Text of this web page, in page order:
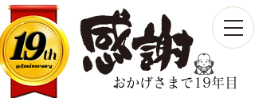
おかげさまで19年目
th
19
Anniversary​